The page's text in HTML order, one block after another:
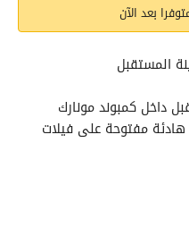
بعد الآن
المستقبل